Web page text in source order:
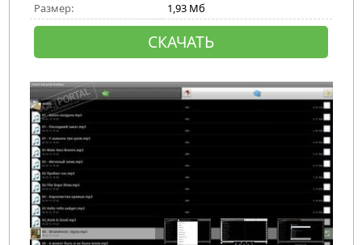
Размер: 1,93 Мб
СКАЧАТЬ